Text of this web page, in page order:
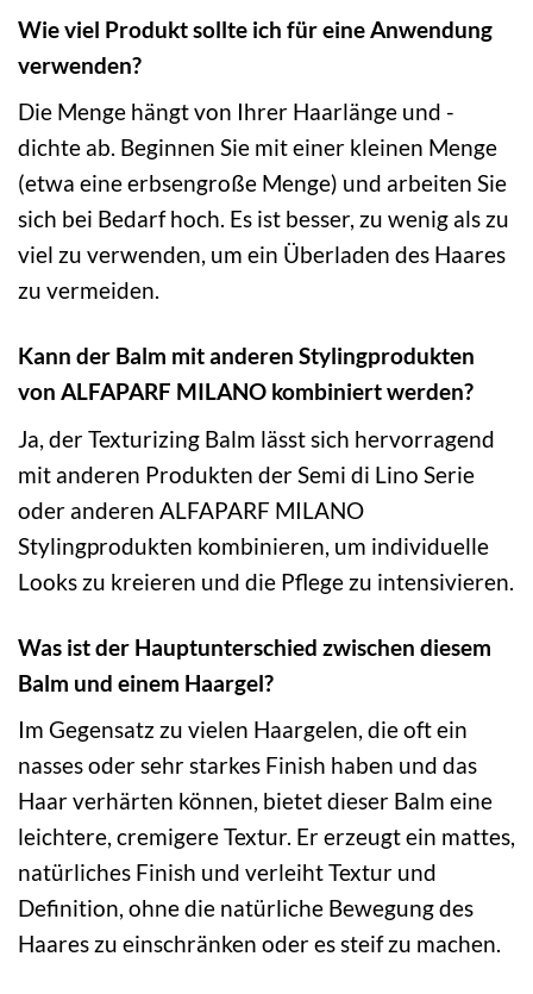
Wie viel Produkt sollte ich für eine Anwendung
verwenden?
Die Menge hängt von Ihrer Haarlänge und -
dichte ab. Beginnen Sie mit einer kleinen Menge
(etwa eine erbsengroße Menge) und arbeiten Sie
sich bei Bedarf hoch. Es ist besser, zu wenig als zu
viel zu verwenden, um ein Überladen des Haares
zu vermeiden.
Kann der Balm mit anderen Stylingprodukten
von ALFAPARF MILANO kombiniert werden?
Ja, der Texturizing Balm lässt sich hervorragend
mit anderen Produkten der Semi di Lino Serie
oder anderen ALFAPARF MILANO
Stylingprodukten kombinieren, um individuelle
Looks zu kreieren und die Pflege zu intensivieren.
Was ist der Hauptunterschied zwischen diesem
Balm und einem Haargel?
Im Gegensatz zu vielen Haargelen, die oft ein
nasses oder sehr starkes Finish haben und das
Haar verhärten können, bietet dieser Balm eine
leichtere, cremigere Textur. Er erzeugt ein mattes,
natürliches Finish und verleiht Textur und
Definition, ohne die natürliche Bewegung des
Haares zu einschränken oder es steif zu machen.